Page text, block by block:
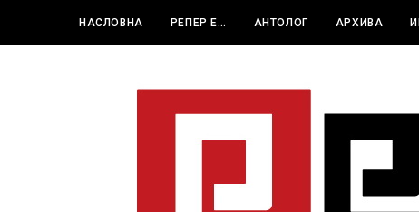
НАСЛОВНА РЕПЕР Е… АНТОЛОГ АРХИВА